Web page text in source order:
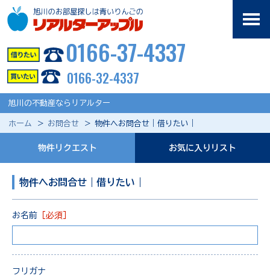
0166-37-4337
0166-32-4337
旭川の不動産ならリアルター
ホーム お問合せ 物件へお問合せ｜借りたい｜
物件リクエスト お気に入りリスト
物件へお問合せ｜借りたい｜
お名前 ［必須］
フリガナ